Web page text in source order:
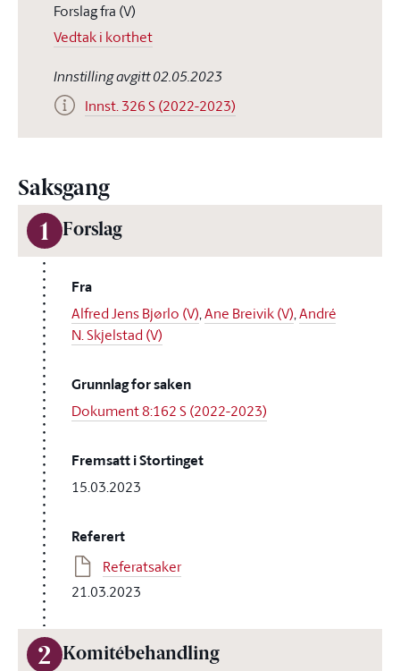
Forslag fra (V)
Vedtak i korthet
Innstilling avgitt 02.05.2023
Innst. 326 S (2022-2023)
Saksgang
1 Forslag
Fra
Alfred Jens Bjørlo (V),Ane Breivik (V),André
N. Skjelstad (V)
Grunnlag for saken
Dokument 8:162 S (2022-2023)
Fremsatt i Stortinget
15.03.2023
Referert
Referatsaker
21.03.2023
2 Komitébehandling